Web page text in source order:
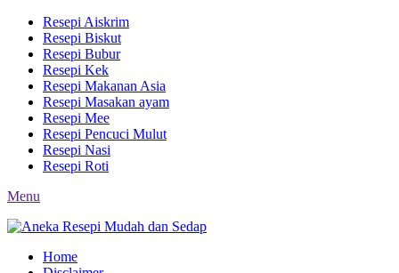
Resepi Aiskrim
Resepi Biskut
Resepi Bubur
Resepi Kek
Resepi Makanan Asia
Resepi Masakan ayam
Resepi Mee
Resepi Pencuci Mulut
Resepi Nasi
Resepi Roti
Menu
Home